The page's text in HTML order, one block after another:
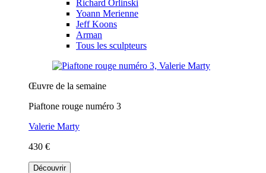
Richard Orlinski
Yoann Merienne
Jeff Koons
Arman
Tous les sculpteurs
Œuvre de la semaine
Piaftone rouge numéro 3
Valerie Marty
430 €
Découvrir